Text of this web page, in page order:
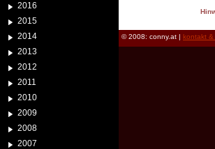
2016
2015
2014
2013
2012
2011
2010
2009
2008
2007
© 2008: conny.at | kontakt &